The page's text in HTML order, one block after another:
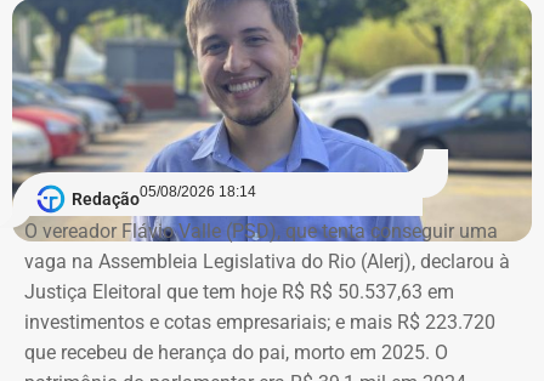
Bens declarados por André Marinho (Novo) à Justiça Eleitoral — Foto:
Reprodução/Divulgacand
Redação05/08/2026 18:14
O vereador Flávio Valle (PSD), que tenta conseguir uma
vaga na Assembleia Legislativa do Rio (Alerj), declarou à
Justiça Eleitoral que tem hoje R$ R$ 50.537,63 em
investimentos e cotas empresariais; e mais R$ 223.720
que recebeu de herança do pai, morto em 2025. O